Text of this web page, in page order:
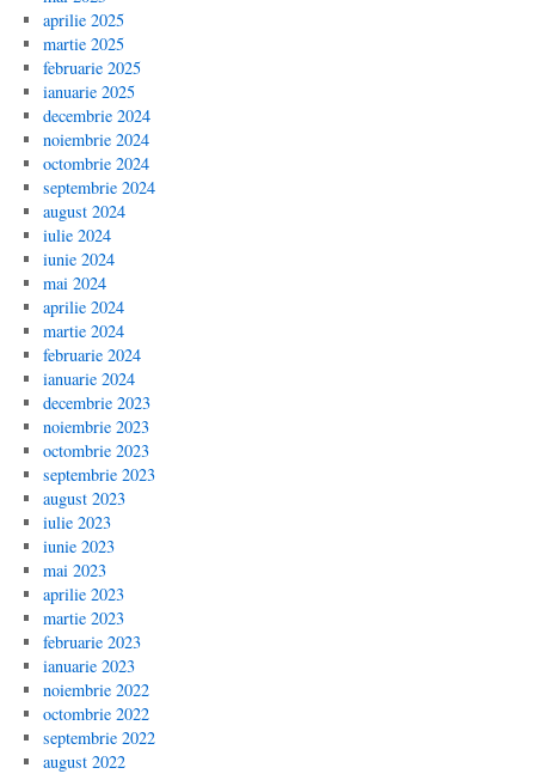
aprilie 2025
martie 2025
februarie 2025
ianuarie 2025
decembrie 2024
noiembrie 2024
octombrie 2024
septembrie 2024
august 2024
iulie 2024
iunie 2024
mai 2024
aprilie 2024
martie 2024
februarie 2024
ianuarie 2024
decembrie 2023
noiembrie 2023
octombrie 2023
septembrie 2023
august 2023
iulie 2023
iunie 2023
mai 2023
aprilie 2023
martie 2023
februarie 2023
ianuarie 2023
noiembrie 2022
octombrie 2022
septembrie 2022
august 2022